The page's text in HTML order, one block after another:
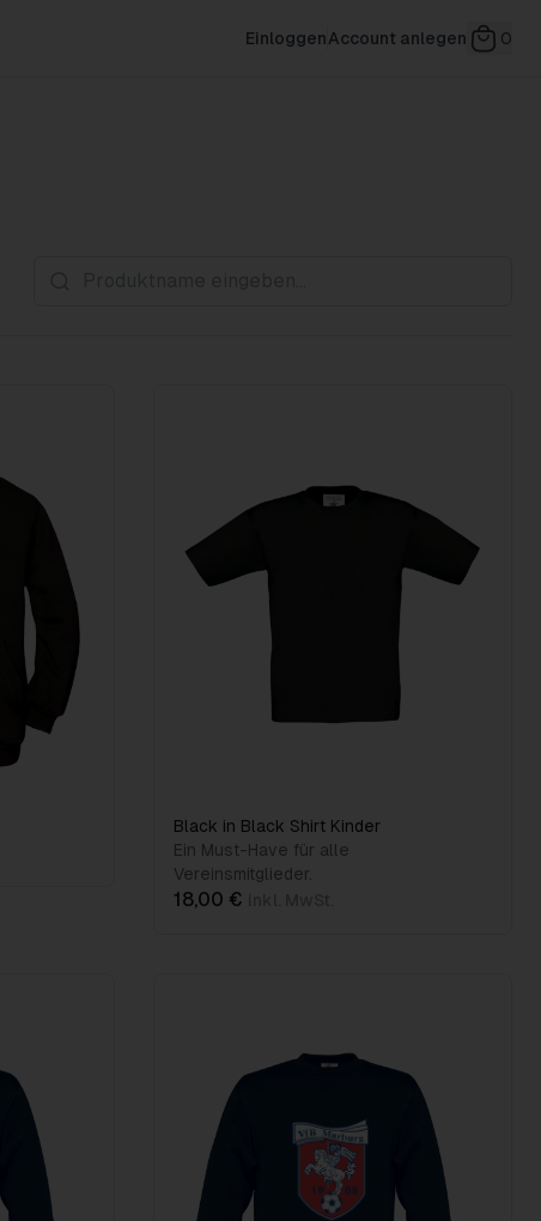
EinloggenAccount anlegen 0
Black in Black Shirt Kinder
Ein Must-Have für alle
Vereinsmitglieder.
18,00 €